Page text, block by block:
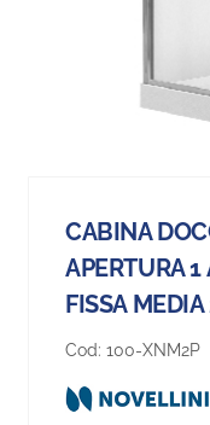
CABINA
APERTURA 1
FISSA MEDIA
Cod: 100-XNM2P